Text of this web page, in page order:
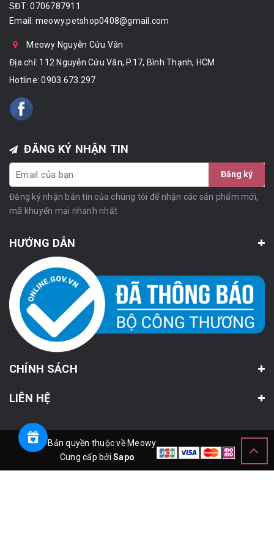
SĐT: 0706787911
Email: meowy.petshop0408@gmail.com
Meowy Nguyễn Cửu Vân
Địa chỉ: 112 Nguyễn Cửu Vân, P.17, Bình Thạnh, HCM
Hotline:0903.673.297
ĐĂNG KÝ NHẬN TIN
Đăng ký
Đăng ký nhận bản tin của chúng tôi để nhận các sản phẩm mới,
mã khuyến mại nhanh nhất
HƯỚNG DẪN
CHÍNH SÁCH
LIÊN HỆ
© Bản quyền thuộc về Meowy
Cung cấp bởiSapo